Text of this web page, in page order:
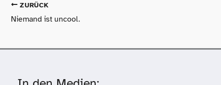
ZURÜCK
Niemand ist uncool.